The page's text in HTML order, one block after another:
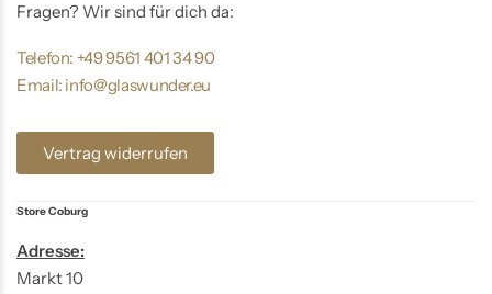
Fragen? Wir sind für dich da:
Telefon: +49 9561 401 34 90
Email: info@glaswunder.eu
Vertrag widerrufen
Store Coburg
Adresse:
Markt 10